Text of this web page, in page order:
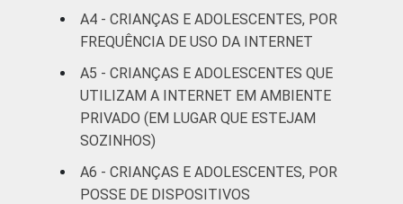
Não sabe 31
Não
respondeu
18
CLASSE
SOCIAL
C
A4 - CRIANÇAS E ADOLESCENTES, POR
FREQUÊNCIA DE USO DA INTERNET
A5 - CRIANÇAS E ADOLESCENTES QUE
UTILIZAM A INTERNET EM AMBIENTE
PRIVADO (EM LUGAR QUE ESTEJAM
SOZINHOS)
A6 - CRIANÇAS E ADOLESCENTES, POR
POSSE DE DISPOSITIVOS